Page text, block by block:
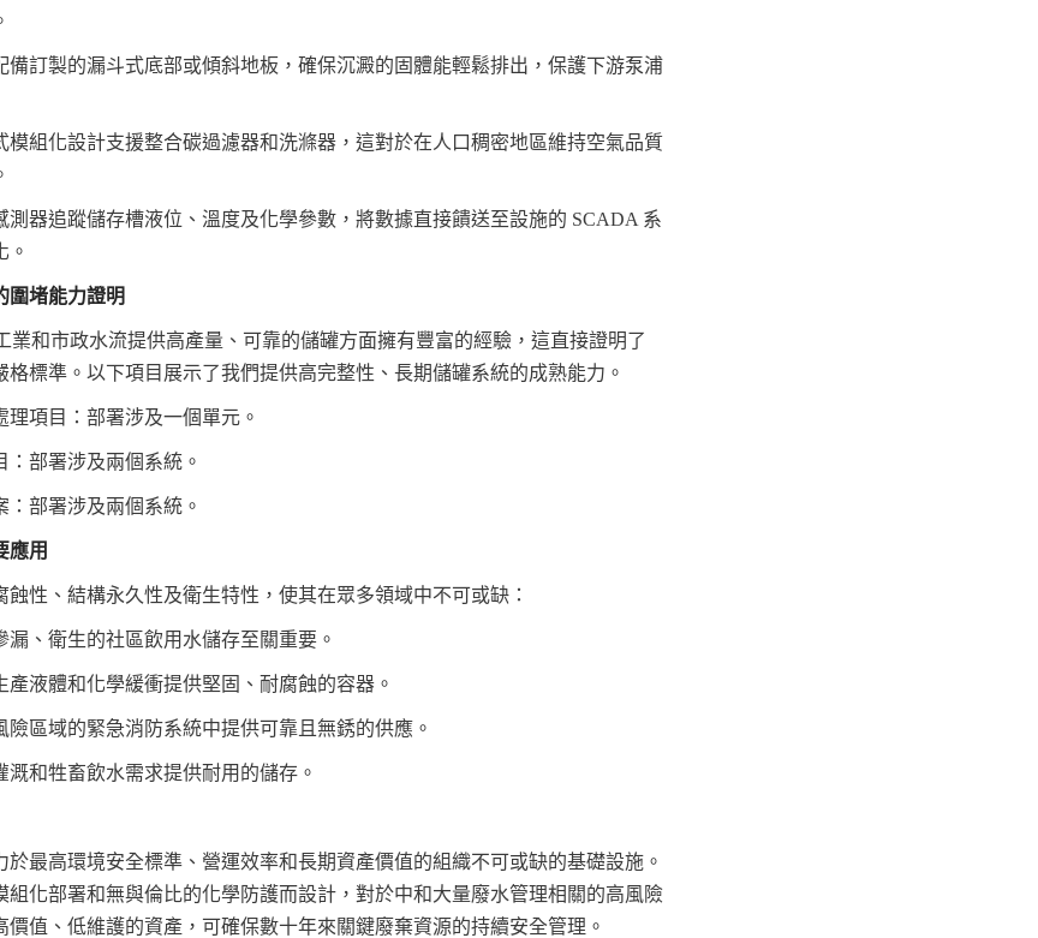
備訂製的漏斗式底部或傾斜地板，確保沉澱的固體能輕鬆排出，保護下游泵浦
模組化設計支援整合碳過濾器和洗滌器，這對於在人口稠密地區維持空氣品質
測器追蹤儲存槽液位、溫度及化學參數，將數據直接饋送至設施的 SCADA 系
。
圍堵能力證明
業和市政水流提供高產量、可靠的儲罐方面擁有豐富的經驗，這直接證明了
格標準。以下項目展示了我們提供高完整性、長期儲罐系統的成熟能力。
項目：部署涉及一個單元。
部署涉及兩個系統。
：部署涉及兩個系統。
應用
性、結構永久性及衛生特性，使其在眾多領域中不可或缺：
、衛生的社區飲用水儲存至關重要。
產液體和化學緩衝提供堅固、耐腐蝕的容器。
區域的緊急消防系統中提供可靠且無銹的供應。
溉和牲畜飲水需求提供耐用的儲存。
於最高環境安全標準、營運效率和長期資產價值的組織不可或缺的基礎設施。
組化部署和無與倫比的化學防護而設計，對於中和大量廢水管理相關的高風險
價值、低維護的資產，可確保數十年來關鍵廢棄資源的持續安全管理。